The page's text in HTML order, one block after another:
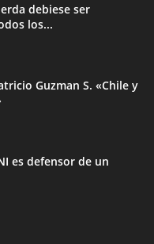
debiese ser
los...
Guzman S. «Chile y
es defensor de un